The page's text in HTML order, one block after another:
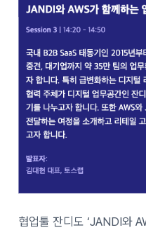
협업툴 잔디도 ‘JANDI와